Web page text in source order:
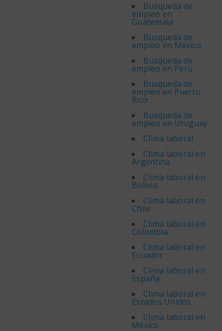
Busqueda de
empleo en
Guatemala
Busqueda de
empleo en México
Busqueda de
empleo en Perú
Busqueda de
empleo en Puerto
Rico
Busqueda de
empleo en Uruguay
Clima laboral
Clima laboral en
Argentina
Clima laboral en
Bolivia
Clima laboral en
Chile
Clima laboral en
Colombia
Clima laboral en
Ecuador
Clima laboral en
España
Clima laboral en
Estados Unidos
Clima laboral en
México